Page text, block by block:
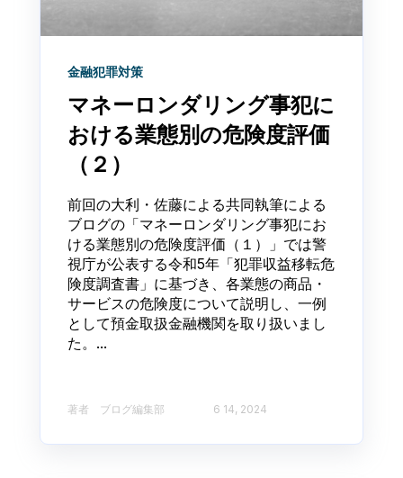
金融犯罪対策
マネーロンダリング事犯に
おける業態別の危険度評価
（２）
前回の大利・佐藤による共同執筆による
ブログの「マネーロンダリング事犯にお
ける業態別の危険度評価（１）」では警
視庁が公表する令和5年「犯罪収益移転危
険度調査書」に基づき、各業態の商品・
サービスの危険度について説明し、一例
として預金取扱金融機関を取り扱いまし
た。...
著者 ブログ編集部​ 6 14, 2024